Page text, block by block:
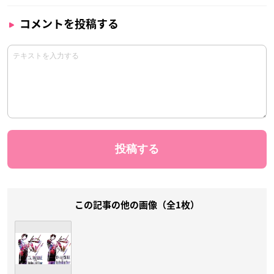
コメントを投稿する
この記事の他の画像（全1枚）